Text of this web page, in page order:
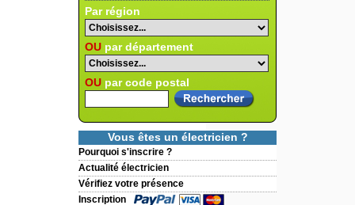
Par région
OU par département
OU par code postal
Vous êtes un électricien ?
Pourquoi s'inscrire ?
Actualité électricien
Vérifiez votre présence
Inscription